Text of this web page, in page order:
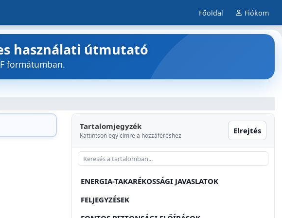
Főoldal Fiókom
használati útmutató
formátumban.
Tartalomjegyzék
Kattintson egy címre a hozzáféréshez
Elrejtés
ENERGIA-TAKARÉKOSSÁGI JAVASLATOK
FELJEGYZÉSEK